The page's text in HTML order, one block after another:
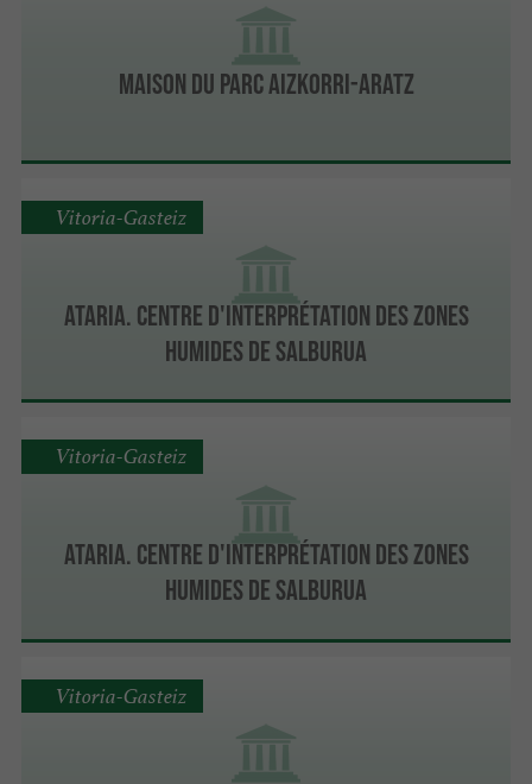
Maison du Parc Aizkorri-Aratz
Ataria. Centre d'Interprétation des zones
humides de Salburua
Vitoria-Gasteiz
Ataria. Centre d'Interprétation des zones
humides de Salburua
Vitoria-Gasteiz
Vitoria-Gasteiz